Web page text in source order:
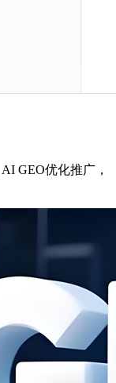
GEO优化推广，